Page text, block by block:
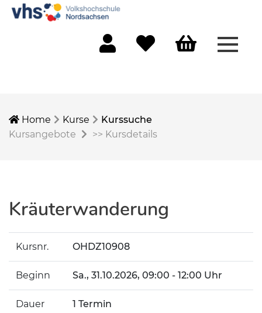
Home Kurse
Kurssuche
Kursangebote
>> Kursdetails
Kräuterwanderung
Kursnr. OHDZ10908
Beginn Sa., 31.10.2026, 09:00 - 12:00 Uhr
Dauer 1 Termin